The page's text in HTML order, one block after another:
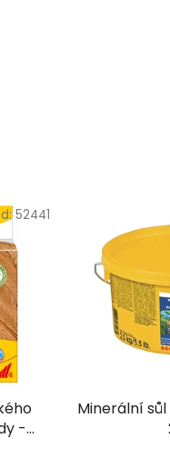
-
52441
Minerální